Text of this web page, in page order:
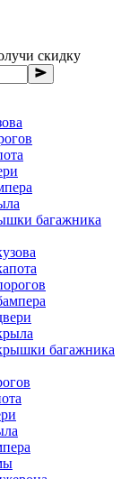
скидку
багажника
багажника